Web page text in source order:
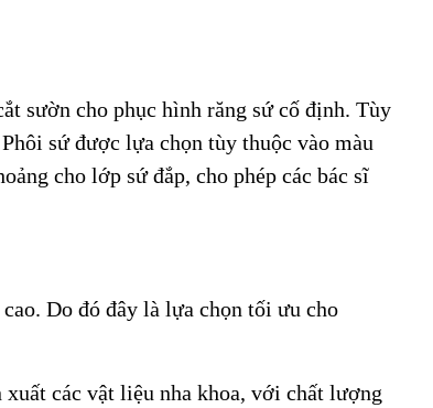
sườn cho phục hình răng sứ cố định. Tùy
sứ được lựa chọn tùy thuộc vào màu
cho lớp sứ đắp, cho phép các bác sĩ
Do đó đây là lựa chọn tối ưu cho
các vật liệu nha khoa, với chất lượng